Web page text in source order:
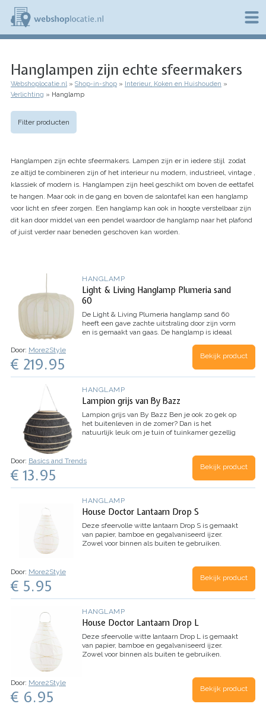
Overslaan
naar
de
b
s
h
o
t
i
e
.
Hanglampen zijn echte sfeermakers
Kruimelpad
Webshoplocatie.nl Shop-in-shop
Interieur, Koken en Huishouden
Verlichting
Hanglamp
Filter producten
Hanglampen zijn echte sfeermakers. Lampen zijn er in iedere stijl zodat
ze altijd te combineren zijn of het interieur nu modern, industrieel, vintage ,
klassiek of modern is. Hanglampen zijn heel geschikt om boven de eettafel
te hangen. Maar ook in de gang en boven de salontafel kan een hanglamp
voor licht en sfeer zorgen. Een hanglamp kan ook in hoogte verstelbaar zijn
dit kan door middel van een pendel waardoor de hanglamp naar het plafond
of juist verder naar beneden geschoven kan worden.
HANGLAMP
Light & Living Hanglamp Plumeria sand
60
De Light & Living Plumeria hanglamp sand 60
heeft een gave zachte uitstraling door zijn vorm
en is gemaakt van gaas. De hanglamp is ideaal
Door: More2Style
€ 219.95 Bekijk product
HANGLAMP
Lampion grijs van By Bazz
Lampion grijs van By Bazz Ben je ook zo gek op
het buitenleven in de zomer? Dan is het
natuurlijk leuk om je tuin of tuinkamer gezellig
Door: Basics and Trends
€ 13.95 Bekijk product
HANGLAMP
House Doctor Lantaarn Drop S
Deze sfeervolle witte lantaarn Drop S is gemaakt
van papier, bamboe en gegalvaniseerd ijzer.
Zowel voor binnen als buiten te gebruiken.
Door: More2Style
€ 5.95 Bekijk product
HANGLAMP
House Doctor Lantaarn Drop L
Deze sfeervolle witte lantaarn Drop L is gemaakt
van papier, bamboe en gegalvaniseerd ijzer.
Zowel voor binnen als buiten te gebruiken.
Door: More2Style
€ 6.95 Bekijk product